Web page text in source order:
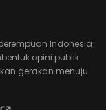
Indonesia
opini publik
gerakan menuju